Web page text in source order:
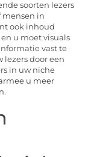
soorten lezers
mensen in
ook inhoud
u moet visuals
vast te
door een
in uw niche
u meer